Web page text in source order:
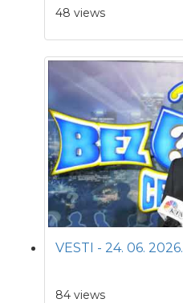
48 views
VESTI - 24. 06. 2026.
84 views